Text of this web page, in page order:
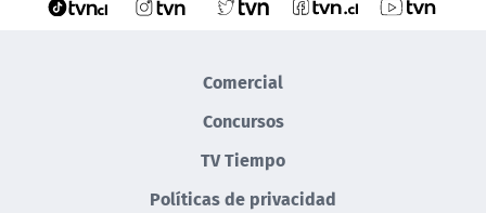
Comercial
Concursos
TV Tiempo
Políticas de privacidad